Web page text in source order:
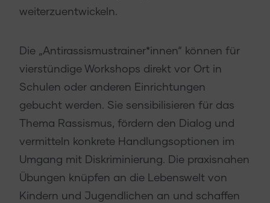
weiterzuentwickeln.
Die „Antirassismustrainer*innen“ können für
vierstündige Workshops direkt vor Ort in
Schulen oder anderen Einrichtungen
gebucht werden. Sie sensibilisieren für das
Thema Rassismus, fördern den Dialog und
vermitteln konkrete Handlungsoptionen im
Umgang mit Diskriminierung. Die praxisnahen
Übungen knüpfen an die Lebenswelt von
Kindern und Jugendlichen an und schaffen